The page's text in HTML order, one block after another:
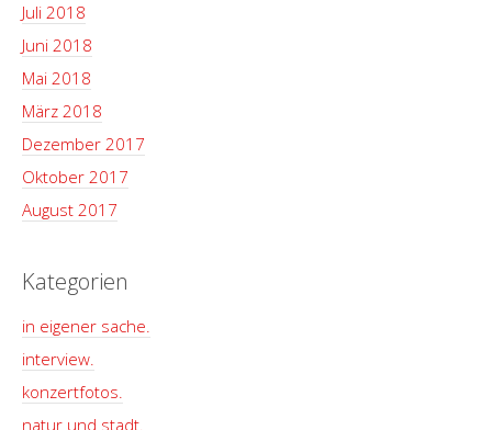
Juli 2018
Juni 2018
Mai 2018
März 2018
Dezember 2017
Oktober 2017
August 2017
Kategorien
in eigener sache.
interview.
konzertfotos.
natur und stadt.